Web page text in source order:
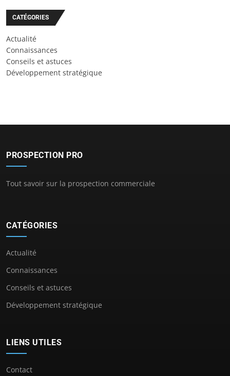
CATÉGORIES
Actualité
Connaissances
Conseils et astuces
Développement stratégique
PROSPECTION PRO
Tout savoir sur la prospection commerciale
CATÉGORIES
Actualité
Connaissances
Conseils et astuces
Développement stratégique
LIENS UTILES
Contact